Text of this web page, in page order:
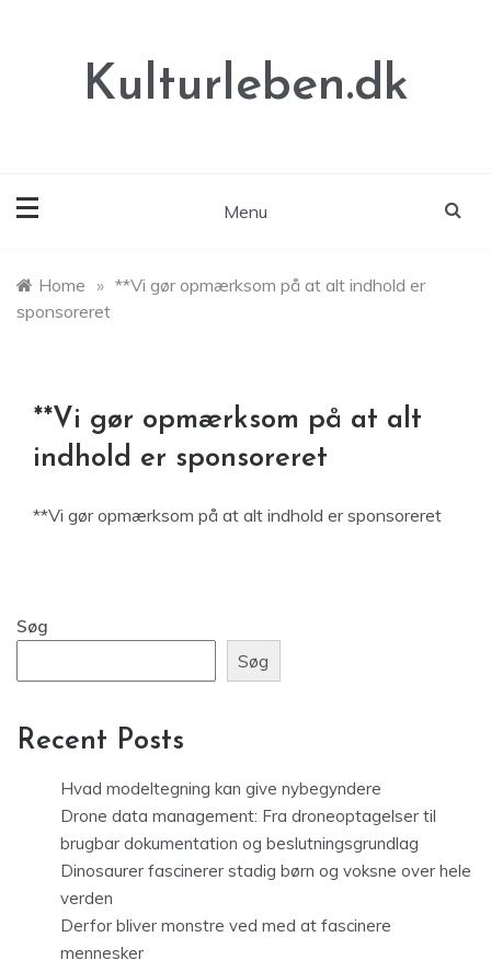
Kulturleben.dk
Menu
Home » **Vi gør opmærksom på at alt indhold er
sponsoreret
**Vi gør opmærksom på at alt
indhold er sponsoreret
**Vi gør opmærksom på at alt indhold er sponsoreret
Søg
Søg
Recent Posts
Hvad modeltegning kan give nybegyndere
Drone data management: Fra droneoptagelser til
brugbar dokumentation og beslutningsgrundlag
Dinosaurer fascinerer stadig børn og voksne over hele
verden
Derfor bliver monstre ved med at fascinere
mennesker